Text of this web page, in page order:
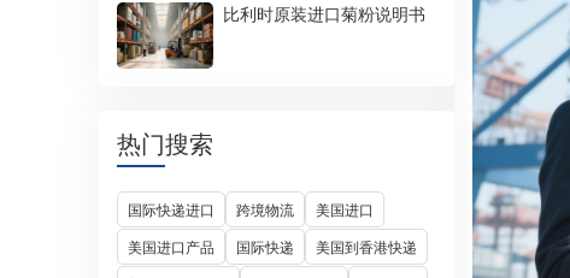
比利时原装进口菊粉说明书
热门搜索
国际快递进口 跨境物流
美国进口
美国进口产品
国际快递
美国到香港快递